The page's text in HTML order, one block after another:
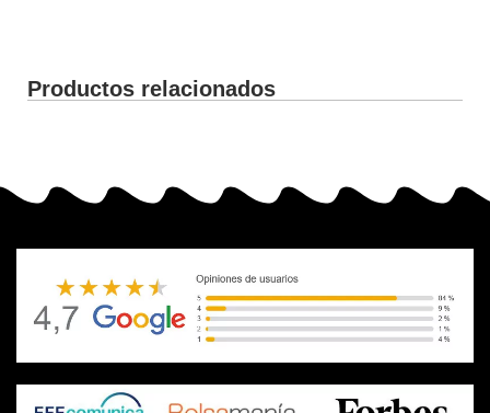
Productos relacionados